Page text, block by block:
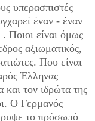
υπερασπιστές
έναν - έναν
Ποιοι είναι όμως
αξιωματικός,
Που είναι
Έλληνας
τον ιδρώτα της
Ο Γερμανός
το πρόσωπό